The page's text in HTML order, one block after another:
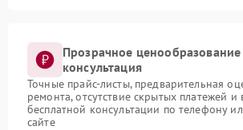
Прозрачное ценообразование
консультация
Точные прайс-листы, предварительная
ремонта, отсутствие скрытых платежей и
бесплатной консультации по телефону
сайте